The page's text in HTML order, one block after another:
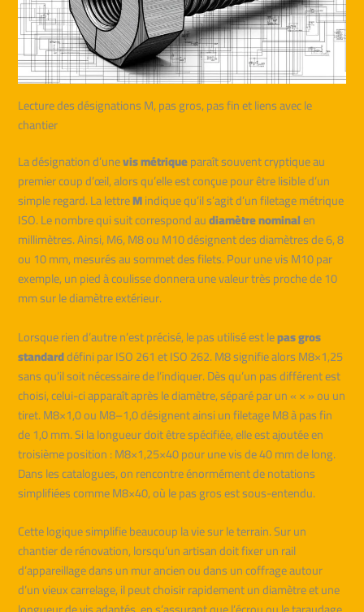
Lecture des désignations M, pas gros, pas fin et liens avec le
chantier
La désignation d’unevis métriqueparaît souvent cryptique au
premier coup d’œil, alors qu’elle est conçue pour être lisible d’un
simple regard. La lettreMindique qu’il s’agit d’un filetage métrique
ISO. Le nombre qui suit correspond audiamètre nominalen
millimètres. Ainsi, M6, M8 ou M10 désignent des diamètres de 6, 8
ou 10 mm, mesurés au sommet des filets. Pour une vis M10 par
exemple, un pied à coulisse donnera une valeur très proche de 10
mm sur le diamètre extérieur.
Lorsque rien d’autre n’est précisé, le pas utilisé est lepas gros
standarddéfini par ISO 261 et ISO 262. M8 signifie alors M8×1,25
sans qu’il soit nécessaire de l’indiquer. Dès qu’un pas différent est
choisi, celui-ci apparaît après le diamètre, séparé par un « × » ou un
tiret. M8×1,0 ou M8–1,0 désignent ainsi un filetage M8 à pas fin
de 1,0 mm. Si la longueur doit être spécifiée, elle est ajoutée en
troisième position : M8×1,25×40 pour une vis de 40 mm de long.
Dans les catalogues, on rencontre énormément de notations
simplifiées comme M8×40, où le pas gros est sous-entendu.
Cette logique simplifie beaucoup la vie sur le terrain. Sur un
chantier de rénovation, lorsqu’un artisan doit fixer un rail
d’appareillage dans un mur ancien ou dans un coffrage autour
d’un vieux carrelage, il peut choisir rapidement un diamètre et une